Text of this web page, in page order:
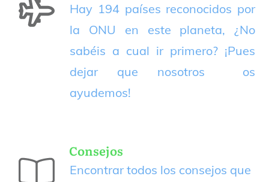
Hay 194 países reconocidos por
la ONU en este planeta, ¿No
sabéis a cual ir primero? ¡Pues
dejar que nosotros os
ayudemos!
Consejos
Encontrar todos los consejos que